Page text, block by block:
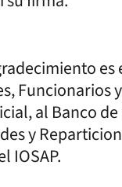
es
Funcionarios
al Banco
y
IOSAP.